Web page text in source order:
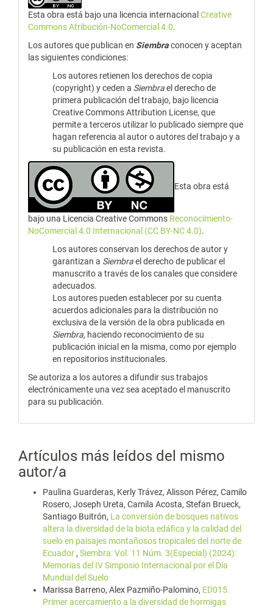
Esta obra está bajo una licencia internacional Creative
Commons Atribución-NoComercial 4.0.
Los autores que publican en Siembraconocen y aceptan
las siguientes condiciones:
Los autores retienen los derechos de copia
(copyright) y ceden a Siembrael derecho de
primera publicación del trabajo, bajo licencia
Creative Commons Attribution License, que
permite a terceros utilizar lo publicado siempre que
hagan referencia al autor o autores del trabajo y a
su publicación en esta revista.
Esta obra está
bajo una Licencia Creative Commons Reconocimiento-
NoComercial 4.0 Internacional (CC BY-NC 4.0).
Los autores conservan los derechos de autor y
garantizan a Siembrael derecho de publicar el
manuscrito a través de los canales que considere
adecuados.
Los autores pueden establecer por su cuenta
acuerdos adicionales para la distribución no
exclusiva de la versión de la obra publicada en
Siembra, haciendo reconocimiento de su
publicación inicial en la misma, como por ejemplo
en repositorios institucionales.
Se autoriza a los autores a difundir sus trabajos
electrónicamente una vez sea aceptado el manuscrito
para su publicación.
Artículos más leídos del mismo
autor/a
Paulina Guarderas, Kerly Trávez, Alisson Pérez, Camilo
Rosero, Joseph Ureta, Camila Acosta, Stefan Brueck,
Santiago Buitrón, La conversión de bosques nativos
altera la diversidad de la biota edáfica y la calidad del
suelo en paisajes montañosos tropicales del norte de
Ecuador , Siembra: Vol. 11 Núm. 3(Especial) (2024):
Memorias del IV Simposio Internacional por el Día
Mundial del Suelo
Marissa Barreno, Alex Pazmiño-Palomino, ED015.
Primer acercamiento a la diversidad de hormigas